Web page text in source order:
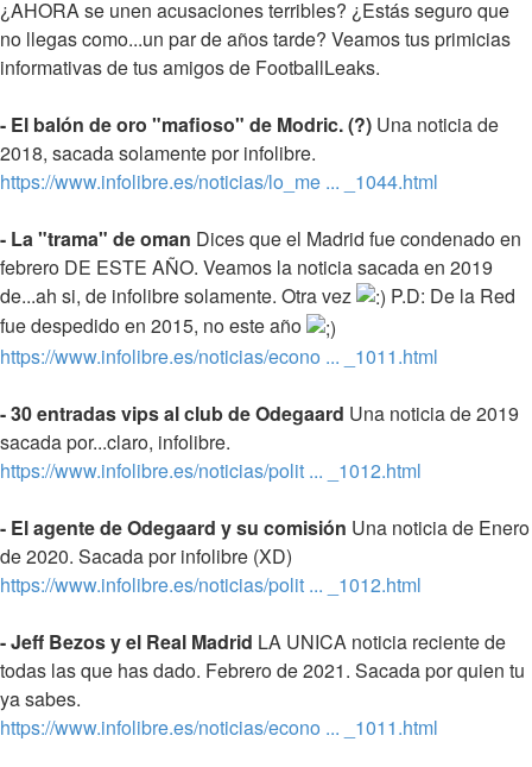
¿AHORA se unen acusaciones terribles? ¿Estás seguro que
no llegas como...un par de años tarde? Veamos tus primicias
informativas de tus amigos de FootballLeaks.
- El balón de oro "mafioso" de Modric. (?) Una noticia de
2018, sacada solamente por infolibre.
https://www.infolibre.es/noticias/lo_me ... _1044.html
- La "trama" de oman Dices que el Madrid fue condenado en
febrero DE ESTE AÑO. Veamos la noticia sacada en 2019
de...ah si, de infolibre solamente. Otra vez
P.D: De la Red
fue despedido en 2015, no este año
https://www.infolibre.es/noticias/econo ... _1011.html
- 30 entradas vips al club de Odegaard Una noticia de 2019
sacada por...claro, infolibre.
https://www.infolibre.es/noticias/polit ... _1012.html
- El agente de Odegaard y su comisión Una noticia de Enero
de 2020. Sacada por infolibre (XD)
https://www.infolibre.es/noticias/polit ... _1012.html
- Jeff Bezos y el Real Madrid LA UNICA noticia reciente de
todas las que has dado. Febrero de 2021. Sacada por quien tu
ya sabes.
https://www.infolibre.es/noticias/econo ... _1011.html